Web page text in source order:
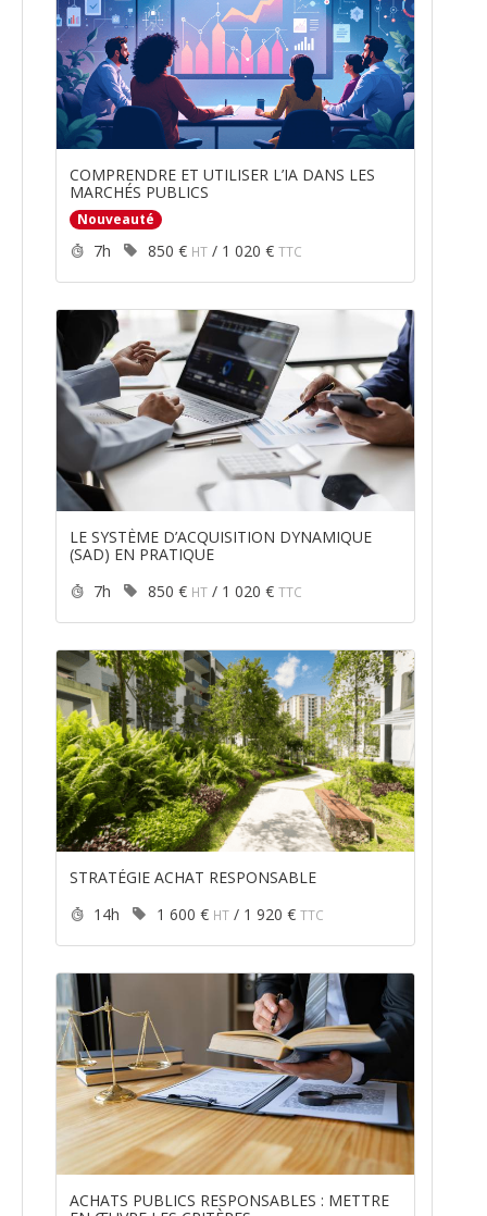
COMPRENDRE ET UTILISER L’IA DANS LES
MARCHÉS PUBLICS
Nouveauté
Durée :
7h Prix :
850 € HT / 1 020 € TTC
LE SYSTÈME D’ACQUISITION DYNAMIQUE
(SAD) EN PRATIQUE
Durée :
7h Prix :
850 € HT / 1 020 € TTC
STRATÉGIE ACHAT RESPONSABLE
Durée :
14h Prix :
1 600 € HT / 1 920 € TTC
ACHATS PUBLICS RESPONSABLES : METTRE